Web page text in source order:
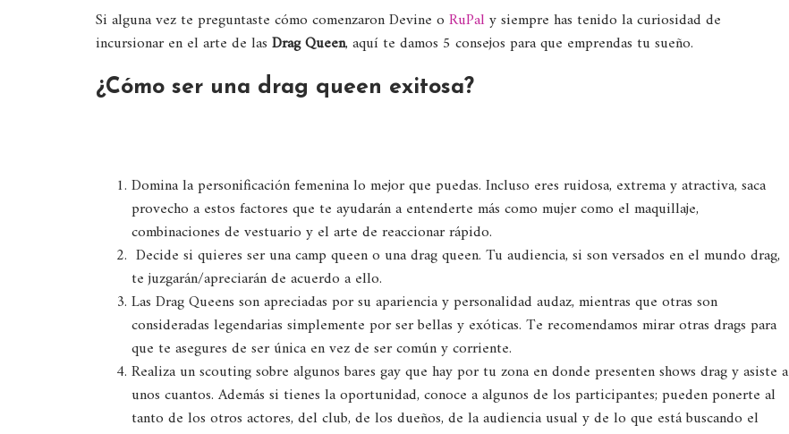
Si alguna vez te preguntaste cómo comenzaron Devine o RuPaly siempre has tenido la curiosidad de
incursionar en el arte de las Drag Queen, aquí te damos 5 consejos para que emprendas tu sueño.
¿Cómo ser una drag queen exitosa?
Domina la personificación femenina lo mejor que puedas. Incluso eres ruidosa, extrema y atractiva, saca
provecho a estos factores que te ayudarán a entenderte más como mujer como el maquillaje,
combinaciones de vestuario y el arte de reaccionar rápido.
Decide si quieres ser una camp queen o una drag queen. Tu audiencia, si son versados en el mundo drag,
te juzgarán/apreciarán de acuerdo a ello.
Las Drag Queens son apreciadas por su apariencia y personalidad audaz, mientras que otras son
consideradas legendarias simplemente por ser bellas y exóticas. Te recomendamos mirar otras drags para
que te asegures de ser única en vez de ser común y corriente.
Realiza un scouting sobre algunos bares gay que hay por tu zona en donde presenten shows drag y asiste a
unos cuantos. Además si tienes la oportunidad, conoce a algunos de los participantes; pueden ponerte al
tanto de los otros actores, del club, de los dueños, de la audiencia usual y de lo que está buscando el